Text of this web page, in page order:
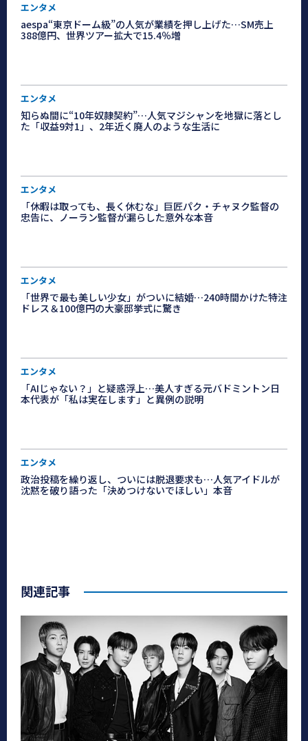
エンタメ
aespa“東京ドーム級”の人気が業績を押し上げた…SM売上
388億円、世界ツアー拡大で15.4％増
エンタメ
知らぬ間に“10年奴隷契約”…人気マジシャンを地獄に落とし
た「収益9対1」、2年近く廃人のような生活に
エンタメ
「休暇は取っても、長く休むな」巨匠パク・チャヌク監督の
忠告に、ノーラン監督が漏らした意外な本音
エンタメ
「世界で最も美しい少女」がついに結婚…240時間かけた特注
ドレス＆100億円の大豪邸挙式に驚き
エンタメ
「AIじゃない？」と疑惑浮上…美人すぎる元バドミントン日
本代表が「私は実在します」と異例の説明
エンタメ
政治投稿を繰り返し、ついには脱退要求も…人気アイドルが
沈黙を破り語った「決めつけないでほしい」本音
関連記事